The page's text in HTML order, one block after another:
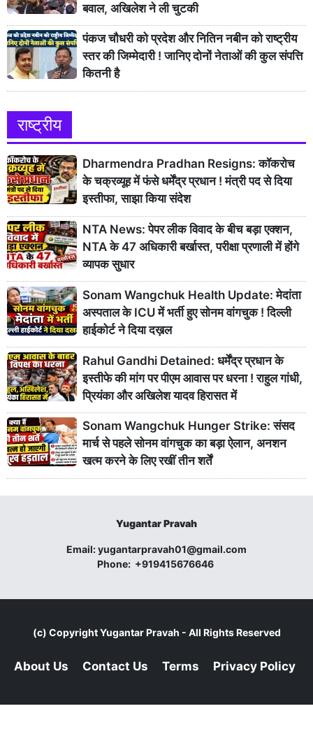
बवाल, अखिलेश ने ली चुटकी
पंकज चौधरी को प्रदेश और नितिन नबीन को राष्ट्रीय
स्तर की जिम्मेदारी ! जानिए दोनों नेताओं की कुल संपत्ति
कितनी है
राष्ट्रीय
Dharmendra Pradhan Resigns: कॉकरोच
के चक्रव्यूह में फंसे धर्मेंद्र प्रधान ! मंत्री पद से दिया
इस्तीफा, साझा किया संदेश
NTA News: पेपर लीक विवाद के बीच बड़ा एक्शन,
NTA के 47 अधिकारी बर्खास्त, परीक्षा प्रणाली में होंगे
व्यापक सुधार
Sonam Wangchuk Health Update: मेदांता
अस्पताल के ICU में भर्ती हुए सोनम वांगचुक ! दिल्ली
हाईकोर्ट ने दिया दख़ल
Rahul Gandhi Detained: धर्मेंद्र प्रधान के
इस्तीफे की मांग पर पीएम आवास पर धरना ! राहुल गांधी,
प्रियंका और अखिलेश यादव हिरासत में
Sonam Wangchuk Hunger Strike: संसद
मार्च से पहले सोनम वांगचुक का बड़ा ऐलान, अनशन
खत्म करने के लिए रखीं तीन शर्तें
Yugantar Pravah
Email:yugantarpravah01@gmail.com
Phone: +919415676646
(c) CopyrightYugantar Pravah - All Rights Reserved
About Us Contact Us Terms Privacy Policy